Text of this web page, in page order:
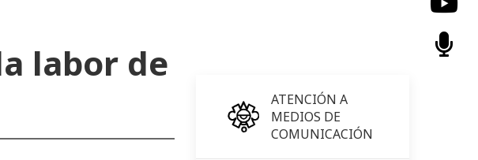
labor de
ATENCIÓN A
MEDIOS DE
COMUNICACIÓN